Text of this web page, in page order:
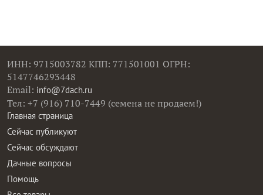
ИНН: 9715003782 КПП: 771501001 ОГРН:
5147746293448
Email: info@7dach.ru
Тел: +7 (916) 710-7449 (семена не продаем!)
Главная страница
Сейчас публикуют
Сейчас обсуждают
Дачные вопросы
Помощь